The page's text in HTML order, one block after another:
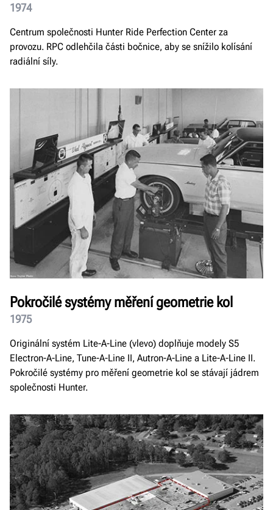
1974
Centrum společnosti Hunter Ride Perfection Center za
provozu. RPC odlehčila části bočnice, aby se snížilo kolísání
radiální síly.
Pokročilé systémy měření geometrie kol
1975
Originální systém Lite-A-Line (vlevo) doplňuje modely S5
Electron-A-Line, Tune-A-Line II, Autron-A-Line a Lite-A-Line II.
Pokročilé systémy pro měření geometrie kol se stávají jádrem
společnosti Hunter.